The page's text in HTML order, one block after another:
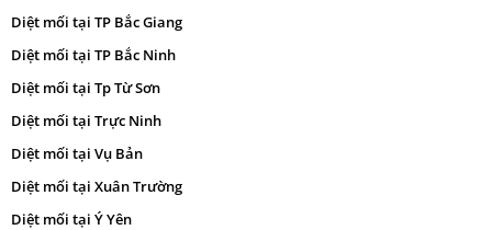
Diệt mối tại TP Bắc Giang
Diệt mối tại TP Bắc Ninh
Diệt mối tại Tp Từ Sơn
Diệt mối tại Trực Ninh
Diệt mối tại Vụ Bản
Diệt mối tại Xuân Trường
Diệt mối tại Ý Yên